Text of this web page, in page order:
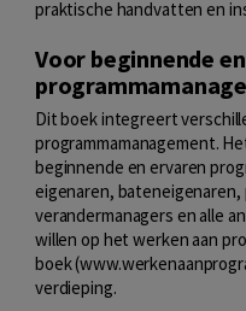
praktische handvatten en
Voor beginnende
Dit boek integreert
programmamanagement.
beginnende en ervaren
eigenaren,
verandermanagers en alle
willen op het werken aan
boek
verdieping.